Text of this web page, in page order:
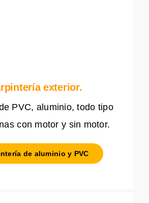
exterior.
PVC, aluminio, todo tipo
con motor y sin motor.
de aluminio y PVC